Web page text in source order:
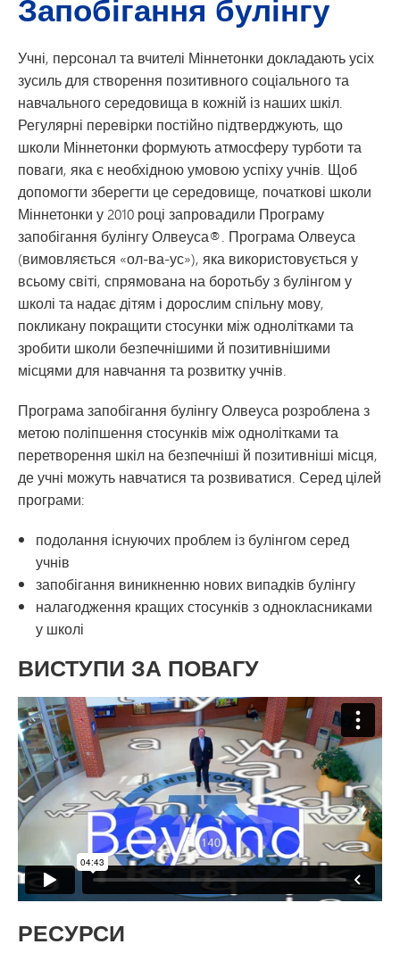
Запобігання булінгу
Учні, персонал та вчителі Міннетонки докладають усіх
зусиль для створення позитивного соціального та
навчального середовища в кожній із наших шкіл.
Регулярні перевірки постійно підтверджують, що
школи Міннетонки формують атмосферу турботи та
поваги, яка є необхідною умовою успіху учнів. Щоб
допомогти зберегти це середовище, початкові школи
Міннетонки у 2010 році запровадили Програму
запобігання булінгу Олвеуса®. Програма Олвеуса
(вимовляється «ол-ва-ус»), яка використовується у
всьому світі, спрямована на боротьбу з булінгом у
школі та надає дітям і дорослим спільну мову,
покликану покращити стосунки між однолітками та
зробити школи безпечнішими й позитивнішими
місцями для навчання та розвитку учнів.
Програма запобігання булінгу Олвеуса розроблена з
метою поліпшення стосунків між однолітками та
перетворення шкіл на безпечніші й позитивніші місця,
де учні можуть навчатися та розвиватися. Серед цілей
програми:
подолання існуючих проблем із булінгом серед
учнів
запобігання виникненню нових випадків булінгу
налагодження кращих стосунків з однокласниками
у школі
ВИСТУПИ ЗА ПОВАГУ
РЕСУРСИ